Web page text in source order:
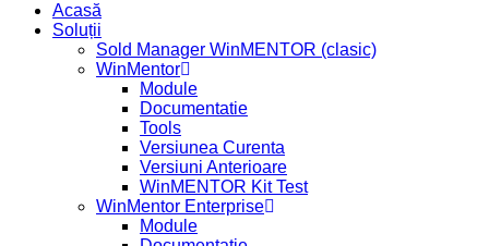
Acasă
Soluții
Sold Manager WinMENTOR (clasic)
WinMentor
Module
Documentatie
Tools
Versiunea Curenta
Versiuni Anterioare
WinMENTOR Kit Test
WinMentor Enterprise
Module